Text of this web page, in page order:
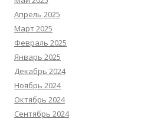
Апрель 2025
Март 2025
Февраль 2025
Январь 2025
Декабрь 2024
Ноябрь 2024
Октябрь 2024
Сентябрь 2024